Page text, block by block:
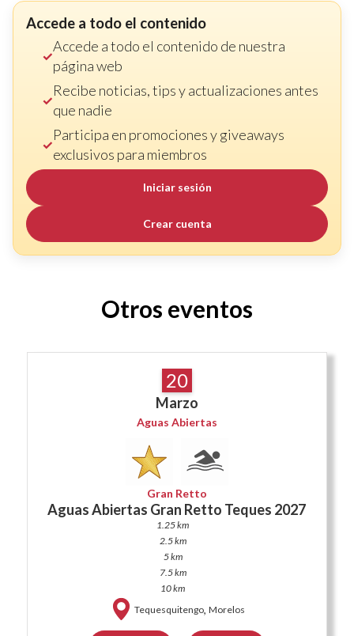
Accede a todo el contenido
Accede a todo el contenido de nuestra
página web
Recibe noticias, tips y actualizaciones antes
que nadie
Participa en promociones y giveaways
exclusivos para miembros
Iniciar sesión
Crear cuenta
Otros eventos
20
Marzo
Aguas Abiertas
Gran Retto
Aguas Abiertas Gran Retto Teques 2027
1.25 km
2.5 km
5 km
7.5 km
10 km
Tequesquitengo, Morelos